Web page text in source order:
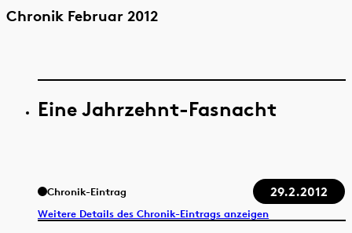
Quelle Zeitraum
Chronik Februar 2012
Eine Jahrzehnt-Fasnacht
Chronik-Eintrag 29.2.2012
Weitere Details des Chronik-Eintrags anzeigen